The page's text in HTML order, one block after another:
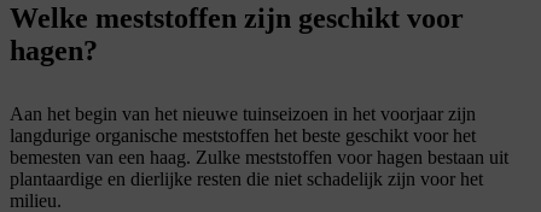
Welke meststoffen zijn geschikt voor
hagen?
Aan het begin van het nieuwe tuinseizoen in het voorjaar zijn
langdurige organische meststoffen het beste geschikt voor het
bemesten van een haag. Zulke meststoffen voor hagen bestaan uit
plantaardige en dierlijke resten die niet schadelijk zijn voor het
milieu.